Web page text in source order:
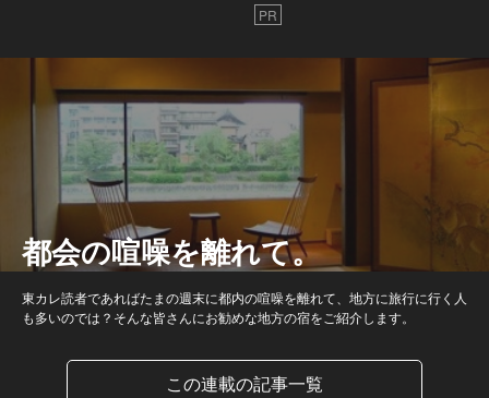
PR
都会の喧噪を離れて。
東カレ読者であればたまの週末に都内の喧噪を離れて、地方に旅行に行く人
も多いのでは？そんな皆さんにお勧めな地方の宿をご紹介します。
この連載の記事一覧